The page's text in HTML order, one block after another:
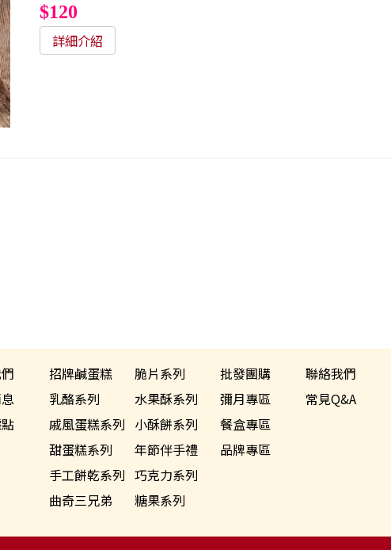
$120
詳細介紹
招牌鹹蛋糕
乳酪系列
戚風蛋糕系列
甜蛋糕系列
手工餅乾系列
曲奇三兄弟
脆片系列
水果酥系列
小酥餅系列
年節伴手禮
巧克力系列
糖果系列
批發團購
彌月專區
餐盒專區
品牌專區
聯絡我們
常見Q&A